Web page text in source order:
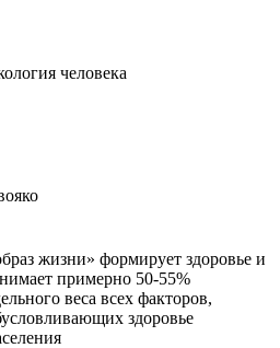
человека
жизни» формирует здоровье и
примерно 50-55%
веса всех факторов,
здоровье